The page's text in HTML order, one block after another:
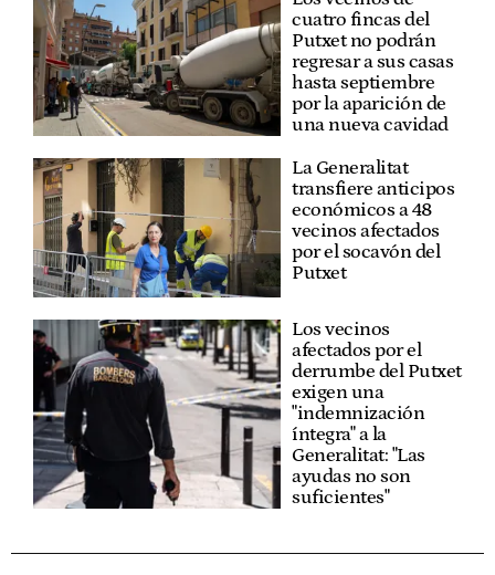
cuatro fincas del
Putxet no podrán
regresar a sus casas
hasta septiembre
por la aparición de
una nueva cavidad
La Generalitat
transfiere anticipos
económicos a 48
vecinos afectados
por el socavón del
Putxet
Los vecinos
afectados por el
derrumbe del Putxet
exigen una
"indemnización
íntegra" a la
Generalitat: "Las
ayudas no son
suficientes"